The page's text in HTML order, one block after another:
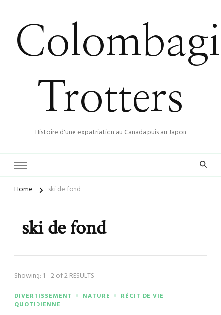
Trotters
Histoire d'une expatriation au Canada puis au Japon
Home ski de fond
ski de fond
Showing: 1 - 2 of 2 RESULTS
DIVERTISSEMENT NATURE
RÉCIT DE VIE
QUOTIDIENNE